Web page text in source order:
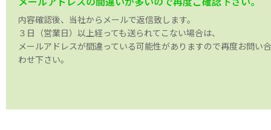
内容確認後、当社からメールで返信致します。
３日（営業日）以上経っても送られてこない場合は、
メールアドレスが間違っている可能性がありますので再度お問い合
わせ下さい。